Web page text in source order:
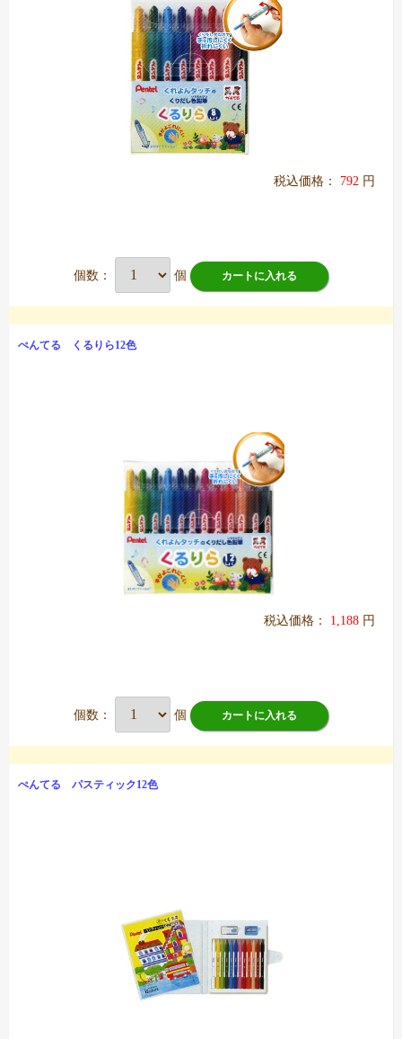
税込価格： 792 円
個数： 個 カートに入れる
ぺんてる くるりら12色
税込価格： 1,188 円
個数： 個 カートに入れる
ぺんてる パスティック12色